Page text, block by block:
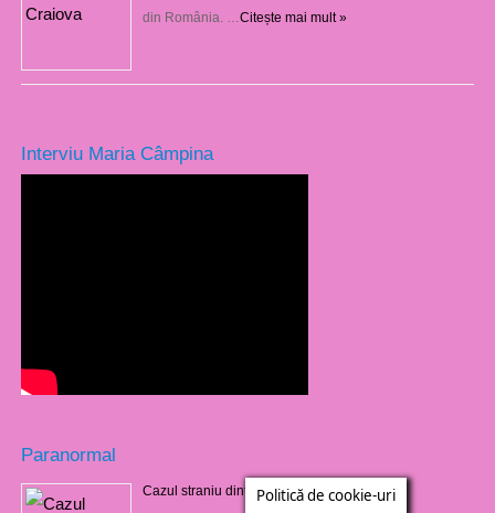
din România. … Citește mai mult »
Interviu Maria Câmpina
Paranormal
Cazul straniu dintr-un cimitir din Barbados
Politică de cookie-uri